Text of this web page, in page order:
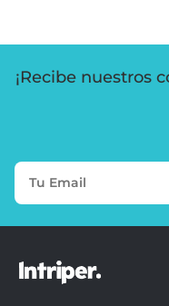
¡Recibe nuestros